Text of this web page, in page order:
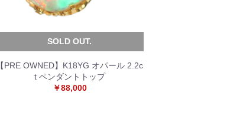
SOLD OUT.
【PRE OWNED】K18YG オパール 2.2c
t ペンダントトップ
￥88,000